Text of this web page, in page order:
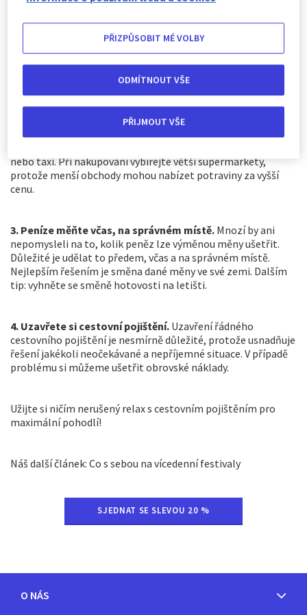
destinacích nejsou v tuto dobu davy lidí. Vaše líbánky mohou
být díky tomu klidnější a dokonce ušetříte nemalou částku,
protože letenky i ubytování jsou výrazně levnější.
2. Udělejte si malý průzkum.Může být velmi užitečné ověřit
si před cestou ceny místních restaurací, abychom zjistili, kde
je možnost se levněji najíst. Zjistěte, kde je pláž zdarma a
jaké možnosti volného programu jsou k dispozici. Místní
nebo taxi. Při nakupování vybírejte větší supermarkety,
protože menší obchody mohou nabízet potraviny za vyšší
cenu.
3. Peníze měňte včas, na správném místě. Mnozí by ani
nepomysleli na to, kolik peněz lze výměnou měny ušetřit.
Důležité je udělat to předem, včas a na správném místě.
Nejlepším řešením je směna dané měny ve své zemi. Dalším
tip: vyhněte se směně hotovosti na letišti.
4. Uzavřete si cestovní pojištění. Uzavření řádného
cestovního pojištění je nesmírně důležité, protože usnadňuje
řešení jakékoli neočekávané a nepříjemné situace. V případě
problému si můžeme ušetřit obrovské náklady.
Užijte si ničím nerušený relax s cestovním pojištěním pro
maximální pohodlí!
Náš další článek: Co s sebou na vícedenní festivaly
SJEDNAT SE SLEVOU 20 %
O NÁS
PŘIZPŮSOBIT MÉ VOLBY
ODMÍTNOUT VŠE
PŘIJMOUT VŠE